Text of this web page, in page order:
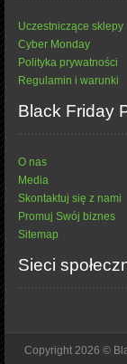
Uczestniczące sklepy
Cyber Monday
Polityka prywatności
Regulamin i warunki
Black Friday
O nas
Media
Skontaktuj się z nami
Promuj Swój biznes
Sitemap
Sieci
Copyright 2026 ©